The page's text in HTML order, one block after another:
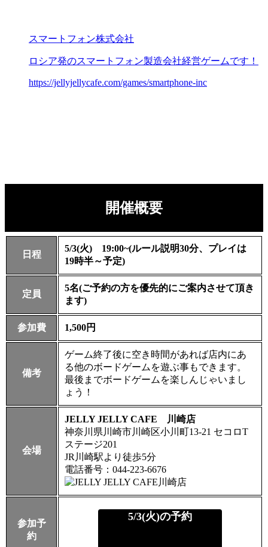
スマートフォン株式会社
ロシア発のスマートフォン製造会社経営ゲームです！
https://jellyjellycafe.com/games/smartphone-inc
開催概要
日程
5/3(火) 19:00~(ルール説明30分、プレイは
19時半～予定)
定員
5名(ご予約の方を優先的にご案内させて頂き
ます)
参加費 1,500円
備考
ゲーム終了後に空き時間があれば店内にあ
る他のボードゲームを遊ぶ事もできます。
最後までボードゲームを楽しんじゃいまし
ょう！
会場
JELLY JELLY CAFE 川崎店
神奈川県川崎市川崎区小川町13-21 セコロT
ステージ201
JR川崎駅より徒歩5分
電話番号：044-223-6676
参加予
約
5/3(火)の予約